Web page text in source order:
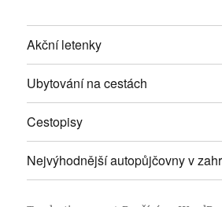
Akční letenky
Ubytování na cestách
Cestopisy
Nejvýhodnější autopůjčovny v